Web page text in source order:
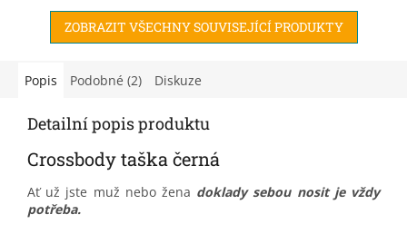
Přejeme hezké nošení.
ZOBRAZIT VŠECHNY SOUVISEJÍCÍ PRODUKTY
Popis Podobné (2) Diskuze
Detailní popis produktu
Crossbody taška černá
Ať už jste muž nebo žena doklady sebou nosit je vždy
potřeba.